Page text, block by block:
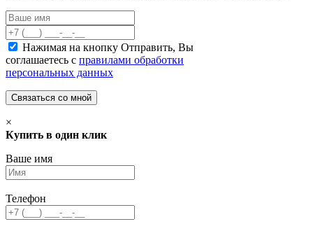
Нажимая на кнопку Отправить, Вы
соглашаетесь с правилами обработки
персональных данных
×
Купить в один клик
Ваше имя
Телефон